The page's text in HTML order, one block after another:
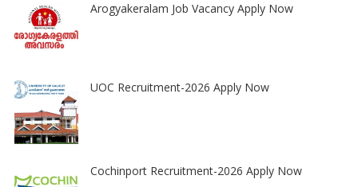
Arogyakeralam Job Vacancy Apply Now
UOC Recruitment-2026 Apply Now
Cochinport Recruitment-2026 Apply Now